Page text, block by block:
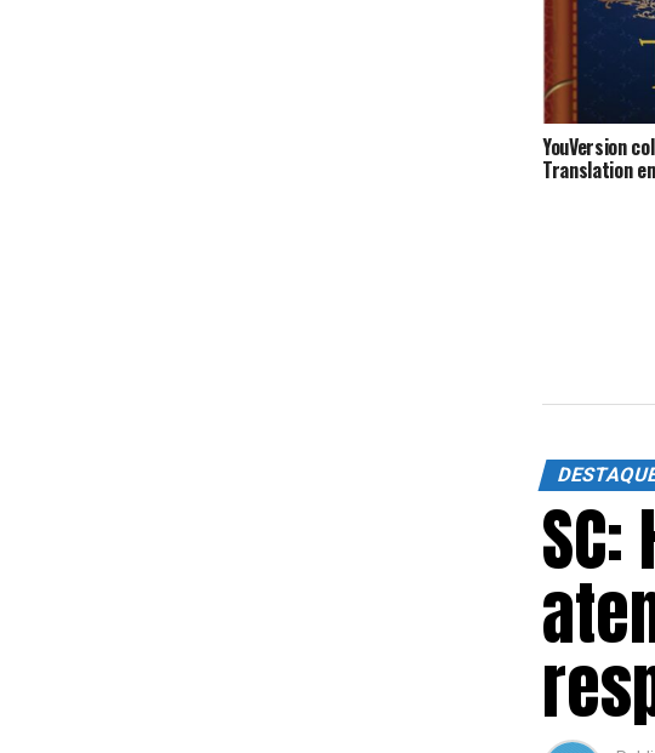
YouVersion
Translation